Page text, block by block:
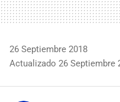
26 Septiembre 2018
Actualizado 26 Septiembre